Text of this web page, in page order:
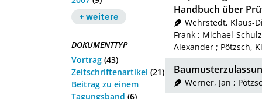
+ weitere
DOKUMENTTYP
Vortrag (43)
Zeitschriftenartikel (21)
Beitrag zu einem
Tagungsband (6)
Handbuch über
Wehrstedt, Klaus-
Frank ; Michael-
Alexander ; Pötzsch,
Werner, Jan ;